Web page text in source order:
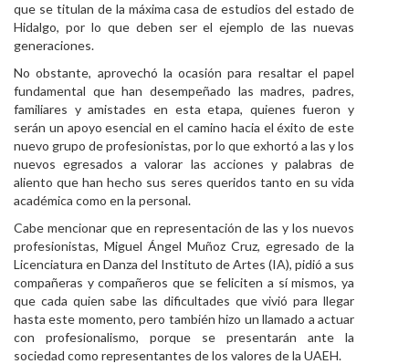
que se titulan de la máxima casa de estudios del estado de
Hidalgo, por lo que deben ser el ejemplo de las nuevas
generaciones.
No obstante, aprovechó la ocasión para resaltar el papel
fundamental que han desempeñado las madres, padres,
familiares y amistades en esta etapa, quienes fueron y
serán un apoyo esencial en el camino hacia el éxito de este
nuevo grupo de profesionistas, por lo que exhortó a las y los
nuevos egresados a valorar las acciones y palabras de
aliento que han hecho sus seres queridos tanto en su vida
académica como en la personal.
Cabe mencionar que en representación de las y los nuevos
profesionistas, Miguel Ángel Muñoz Cruz, egresado de la
Licenciatura en Danza del Instituto de Artes (IA), pidió a sus
compañeras y compañeros que se feliciten a sí mismos, ya
que cada quien sabe las dificultades que vivió para llegar
hasta este momento, pero también hizo un llamado a actuar
con profesionalismo, porque se presentarán ante la
sociedad como representantes de los valores de la UAEH.